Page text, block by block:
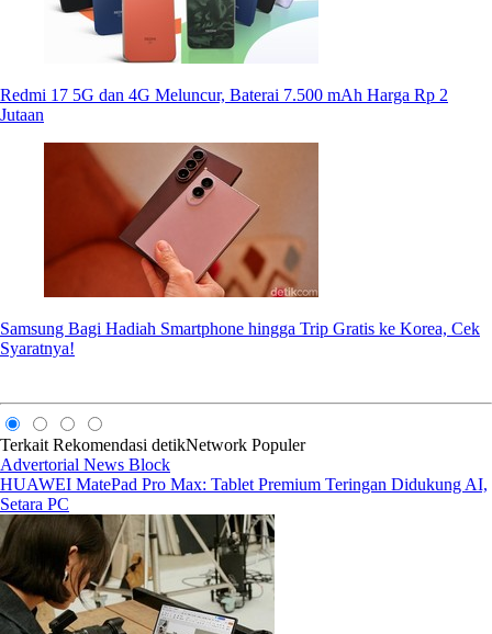
Redmi 17 5G dan 4G Meluncur, Baterai 7.500 mAh Harga Rp 2
Jutaan
Samsung Bagi Hadiah Smartphone hingga Trip Gratis ke Korea, Cek
Syaratnya!
Terkait Rekomendasi detikNetwork Populer
Advertorial News Block
HUAWEI MatePad Pro Max: Tablet Premium Teringan Didukung AI,
Setara PC